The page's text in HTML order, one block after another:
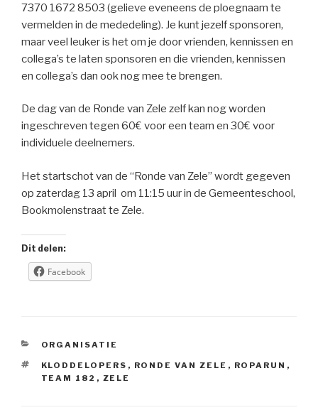
7370 1672 8503 (gelieve eveneens de ploegnaam te
vermelden in de mededeling). Je kunt jezelf sponsoren,
maar veel leuker is het om je door vrienden, kennissen en
collega’s te laten sponsoren en die vrienden, kennissen
en collega’s dan ook nog mee te brengen.
De dag van de Ronde van Zele zelf kan nog worden
ingeschreven tegen 60€ voor een team en 30€ voor
individuele deelnemers.
Het startschot van de “Ronde van Zele” wordt gegeven
op zaterdag 13 april om 11:15 uur in de Gemeenteschool,
Bookmolenstraat te Zele.
Dit delen:
Facebook
CATEGORIEËN
ORGANISATIE
TAGS
KLODDELOPERS , RONDE VAN ZELE , ROPARUN ,
TEAM 182 , ZELE